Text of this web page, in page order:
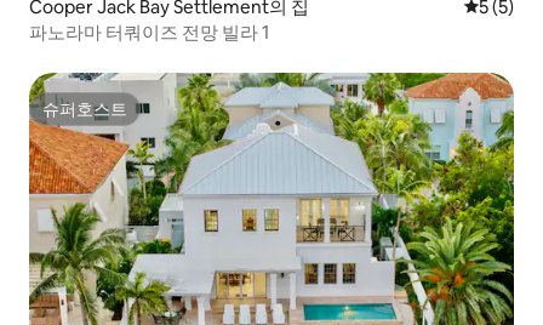
Cooper Jack Bay Settlement의 집 평점 5점
5 (5)
파노라마 터쿼이즈 전망 빌라 1
슈퍼호스트
슈퍼호스트